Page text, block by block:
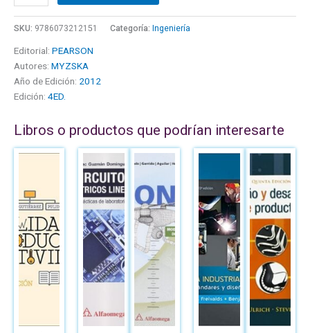
SKU: 9786073212151 Categoría: Ingeniería
Editorial: PEARSON
Autores: MYZSKA
Año de Edición: 2012
Edición: 4ED.
Libros o productos que podrían interesarte